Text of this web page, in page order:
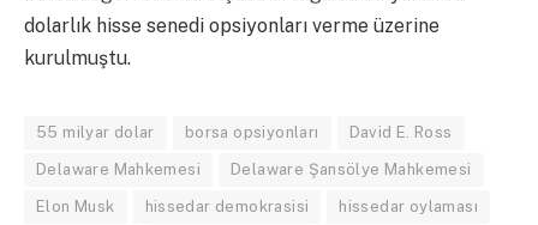
dolarlık hisse senedi opsiyonları verme üzerine
kurulmuştu.
55 milyar dolar borsa opsiyonları David E. Ross
Delaware Mahkemesi Delaware Şansölye Mahkemesi
Elon Musk hissedar demokrasisi hissedar oylaması